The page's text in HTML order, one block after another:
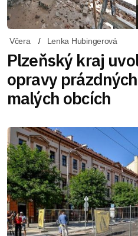
Včera Lenka Hubingerová
Plzeňský kraj
opravy
malých obcích